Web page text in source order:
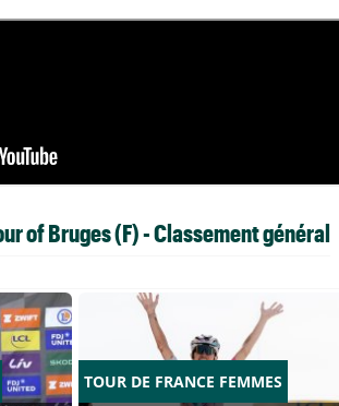
of Bruges (F) - Classement général
TOUR DE FRANCE FEMMES